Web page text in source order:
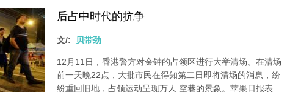
后占中时代的抗争
文/: 贝带劲
12月11日，香港警方对金钟的占领区进行大举清场。在清场
前一天晚22点，大批市民在得知第二日即将清场的消息，纷
纷重回旧地，占领运动呈现万人 空巷的景象。苹果日报表